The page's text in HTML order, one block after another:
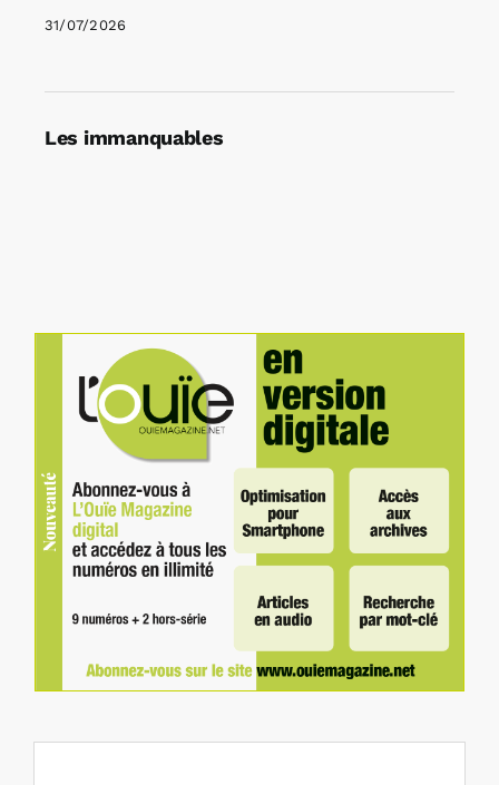
31/07/2026
Les immanquables